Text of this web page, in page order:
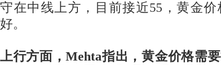
守在中线上方，目前接近55，黄金
好。
上行方面，Mehta指出，黄金价格需